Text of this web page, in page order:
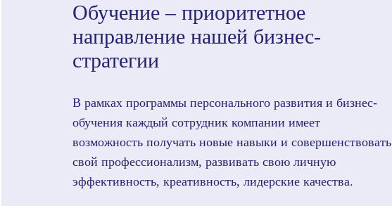
Обучение – приоритетное
направление нашей бизнес-
стратегии
В рамках программы персонального развития и бизнес-
обучения каждый сотрудник компании имеет
возможность получать новые навыки и совершенствовать
свой профессионализм, развивать свою личную
эффективность, креативность, лидерские качества.